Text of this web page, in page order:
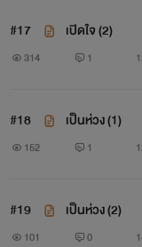
เป็นนิยายจีนเรื่อ
กำลั
#17 เปิดใจ (2)
314 1
#18 เป็นห่วง (1)
152 1
#19 เป็นห่วง (2)
101 0